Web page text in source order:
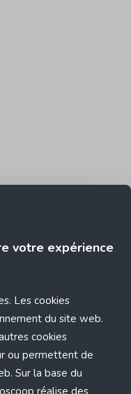
votre expérience
Les cookies
du site web.
cookies
ou permettent de
Sur la base du
réalise des
occurred (see the